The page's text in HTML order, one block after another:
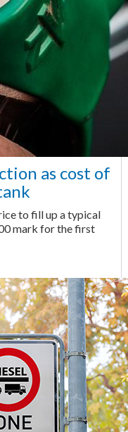
as cost of
to fill up a typical
mark for the first